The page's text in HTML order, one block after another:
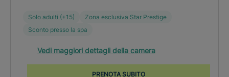
Solo adulti (+15)
Zona esclusiva Star Prestige
Sconto presso la spa
Vedi maggiori dettagli della camera
PRENOTA SUBITO